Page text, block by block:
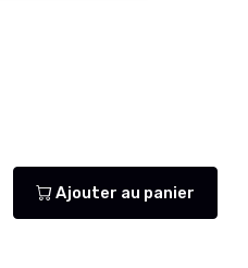
Ajouter au panier